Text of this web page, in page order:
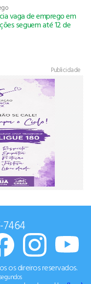
vaga de emprego em
seguem até 12 de
Publicidade
7464
os direiros reservados.
segundos